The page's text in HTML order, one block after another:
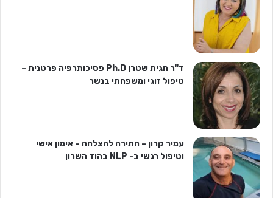
ד"ר חגית שטרן Ph.D פסיכותרפיה פרטנית –
טיפול זוגי ומשפחתי בנשר
עמיר קרון – חתירה להצלחה – אימון אישי
וטיפול רגשי ב- NLP בהוד השרון